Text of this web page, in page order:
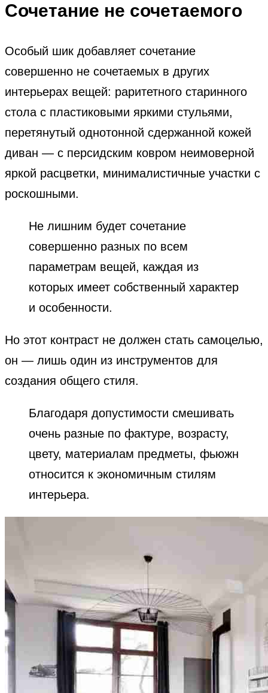
Сочетание не сочетаемого
Особый шик добавляет сочетание
совершенно не сочетаемых в других
интерьерах вещей: раритетного старинного
стола с пластиковыми яркими стульями,
перетянутый однотонной сдержанной кожей
диван — с персидским ковром неимоверной
яркой расцветки, минималистичные участки с
роскошными.
Не лишним будет сочетание
совершенно разных по всем
параметрам вещей, каждая из
которых имеет собственный характер
и особенности.
Но этот контраст не должен стать самоцелью,
он — лишь один из инструментов для
создания общего стиля.
Благодаря допустимости смешивать
очень разные по фактуре, возрасту,
цвету, материалам предметы, фьюжн
относится к экономичным стилям
интерьера.